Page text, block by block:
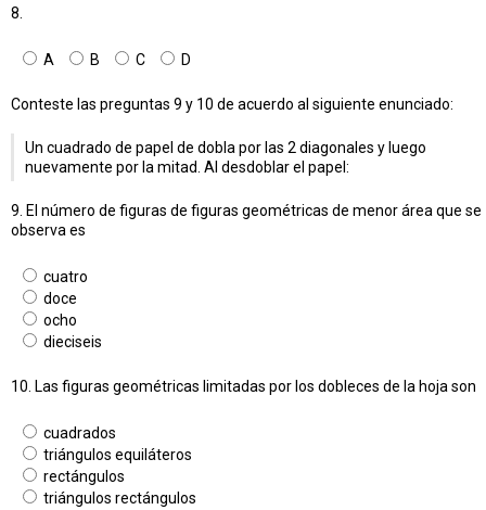
8.
A B C D
Conteste las preguntas 9 y 10 de acuerdo al siguiente enunciado:
Un cuadrado de papel de dobla por las 2 diagonales y luego
nuevamente por la mitad. Al desdoblar el papel:
9. El número de figuras de figuras geométricas de menor área que se
observa es
cuatro
doce
ocho
dieciseis
10. Las figuras geométricas limitadas por los dobleces de la hoja son
cuadrados
triángulos equiláteros
rectángulos
triángulos rectángulos